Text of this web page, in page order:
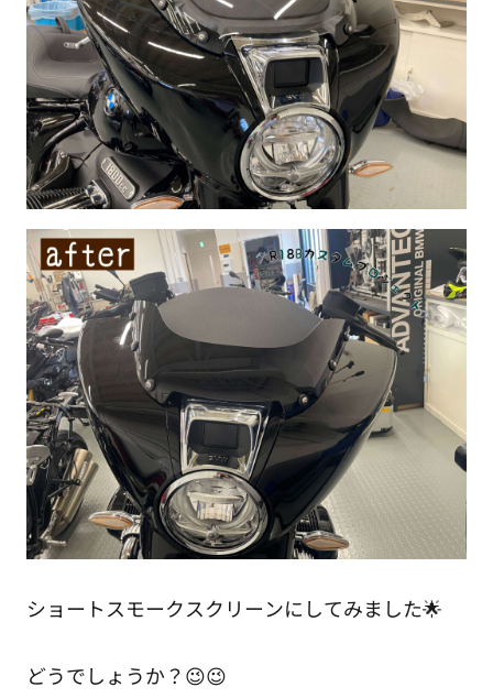
ショートスモークスクリーンにしてみました🌟
どうでしょうか？😉😉